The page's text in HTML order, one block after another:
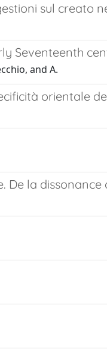
sul creato
Seventeenth
and A.
orientale
la